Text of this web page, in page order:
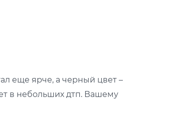
еще ярче, а черный цвет –
в небольших дтп. Вашему